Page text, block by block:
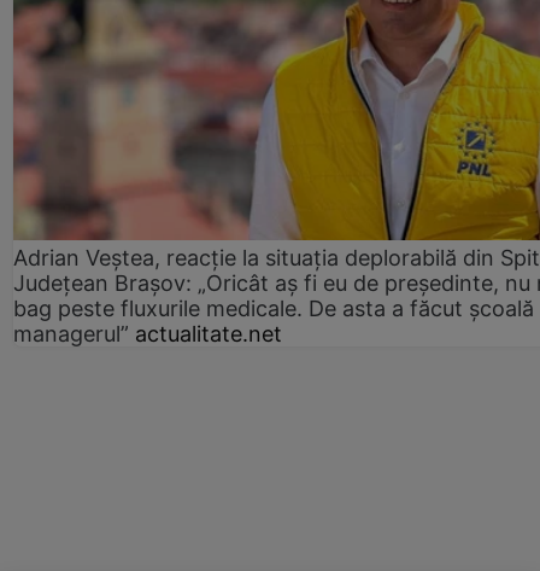
Adrian Veștea, reacție la situația deplorabilă din
Județean Brașov: „Oricât aș fi eu de președinte, nu
bag peste fluxurile medicale. De asta a făcut școală
managerul” actualitate.net